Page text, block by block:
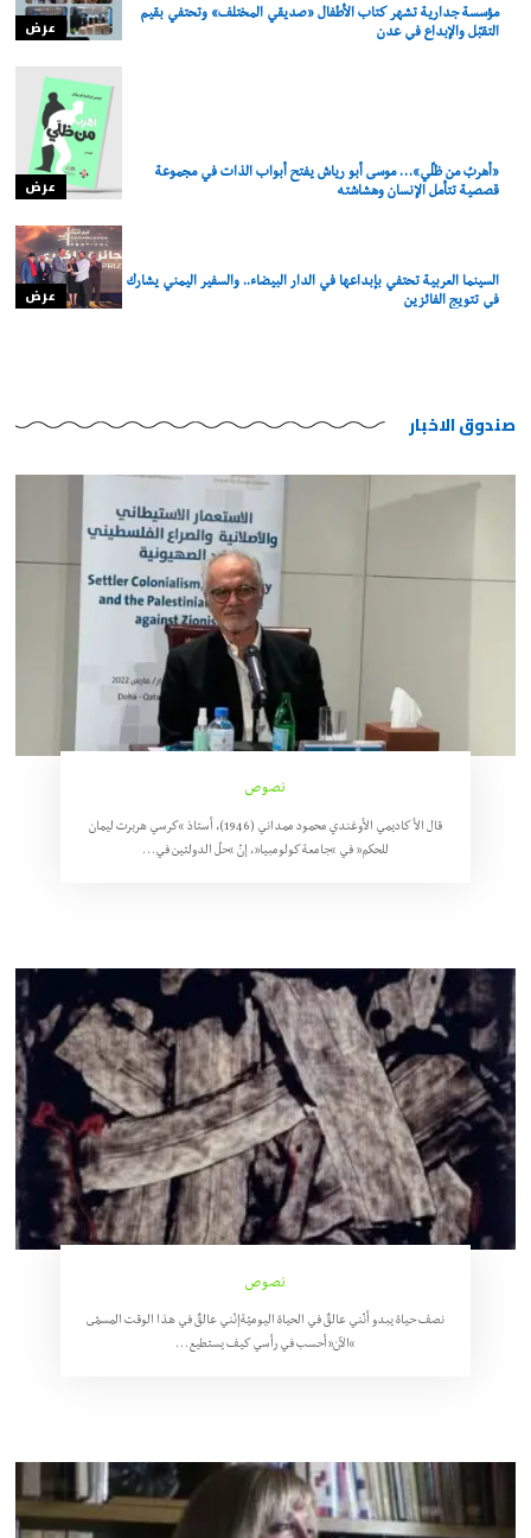
عرض
مؤسسة جدارية تشهر كتاب الأطفال «صديقي المختلف» وتحتفي بقيم
التقبّل والإبداع في عدن
عرض
«أهربُ من ظلّي»… موسى أبو رياش يفتح أبواب الذات في مجموعة
قصصية تتأمل الإنسان وهشاشته
عرض
السينما العربية تحتفي بإبداعها في الدار البيضاء.. والسفير اليمني يشارك
في تتويج الفائزين
صندوق الاخبار
نصوص
قال الأكاديمي الأوغندي محمود ممداني (1946)، أستاذ “كرسي هربرت ليمان
للحكم” في “جامعة كولومبيا”، إنّ “حلّ الدولتين في…
نصوص
نصف حياة يبدو أنّني عالقٌ في الحياة اليوميّةإنّني عالقٌ في هذا الوقت المسمّى
“الآن”أحسب في رأسي كيف يستطيع…